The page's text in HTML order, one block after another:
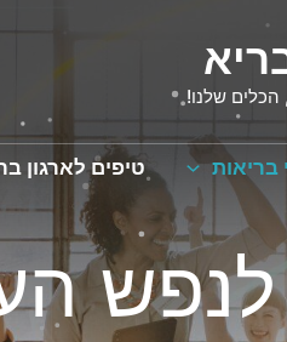
שלנו!
בריאות טיפים לארגון